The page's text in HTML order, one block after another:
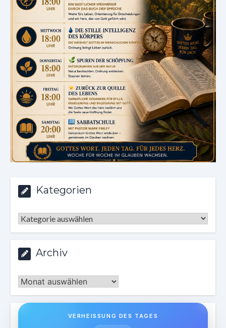
Kategorien
Kategorien
Archiv
Archiv
VERHEISSUNG DES TAGES